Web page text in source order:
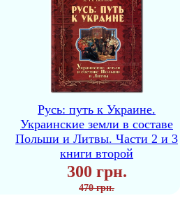
Русь: путь к Украине.
Украинские земли в составе
Польши и Литвы. Части 2 и 3
книги второй
300 грн.
470 грн.